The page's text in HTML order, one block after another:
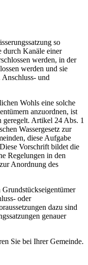
so
durch Kanäle einer
werden, in der
werden und sie
und
Wohls eine solche
anzuordnen, ist
Artikel 24 Abs. 1
Wassergesetz zur
diese Aufgabe
Vorschrift bildet die
Regelungen in den
Anordnung des
oder
dazu sind
genauer
Sie bei Ihrer Gemeinde.